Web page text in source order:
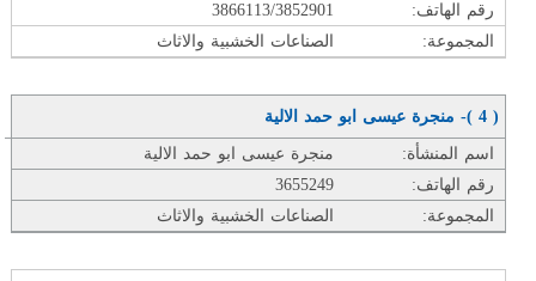
رقم الهاتف:
3866113/3852901
المجموعة:
الصناعات الخشبية والاثاث
( 4 )- منجرة عيسى ابو حمد الالية
اسم المنشأة:
منجرة عيسى ابو حمد الالية
رقم الهاتف:
3655249
المجموعة:
الصناعات الخشبية والاثاث